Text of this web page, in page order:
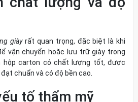
giàyrất quan trọng, đặc biệt là khi
vận chuyển hoặc lưu trữ giày trong
hộp carton có chất lượng tốt, được
chuẩn và có độ bền cao.
tố thẩm mỹ